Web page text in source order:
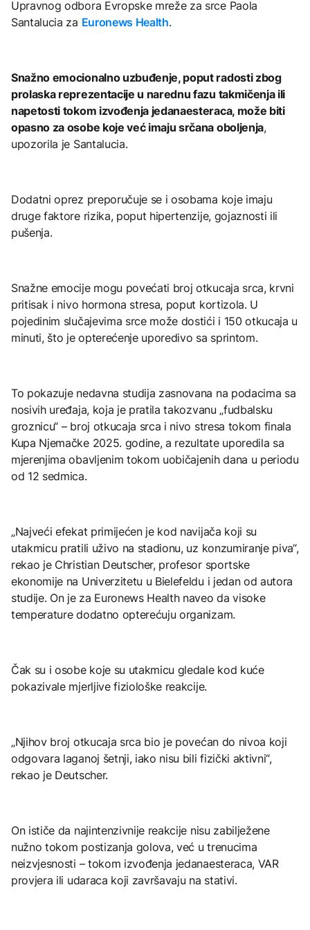
Upravnog odbora Evropske mreže za srce Paola
Santalucia za Euronews Health.
Snažno emocionalno uzbuđenje, poput radosti zbog
prolaska reprezentacije u narednu fazu takmičenja ili
napetosti tokom izvođenja jedanaesteraca, može biti
opasno za osobe koje već imaju srčana oboljenja,
upozorila je Santalucia.
Dodatni oprez preporučuje se i osobama koje imaju
druge faktore rizika, poput hipertenzije, gojaznosti ili
pušenja.
Snažne emocije mogu povećati broj otkucaja srca, krvni
pritisak i nivo hormona stresa, poput kortizola. U
pojedinim slučajevima srce može dostići i 150 otkucaja u
minuti, što je opterećenje uporedivo sa sprintom.
To pokazuje nedavna studija zasnovana na podacima sa
nosivih uređaja, koja je pratila takozvanu „fudbalsku
groznicu“ – broj otkucaja srca i nivo stresa tokom finala
Kupa Njemačke 2025. godine, a rezultate uporedila sa
mjerenjima obavljenim tokom uobičajenih dana u periodu
od 12 sedmica.
„Najveći efekat primijećen je kod navijača koji su
utakmicu pratili uživo na stadionu, uz konzumiranje piva“,
rekao je Christian Deutscher, profesor sportske
ekonomije na Univerzitetu u Bielefeldu i jedan od autora
studije. On je za Euronews Health naveo da visoke
temperature dodatno opterećuju organizam.
Čak su i osobe koje su utakmicu gledale kod kuće
pokazivale mjerljive fiziološke reakcije.
„Njihov broj otkucaja srca bio je povećan do nivoa koji
odgovara laganoj šetnji, iako nisu bili fizički aktivni“,
rekao je Deutscher.
On ističe da najintenzivnije reakcije nisu zabilježene
nužno tokom postizanja golova, već u trenucima
neizvjesnosti – tokom izvođenja jedanaesteraca, VAR
provjera ili udaraca koji završavaju na stativi.